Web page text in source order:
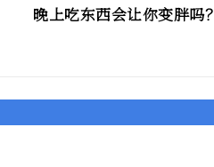
晚上吃东西会让你变胖吗？